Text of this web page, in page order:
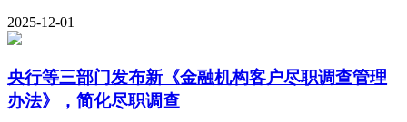
2025-12-01
央行等三部门发布新《金融机构客户尽职调查管理
办法》，简化尽职调查